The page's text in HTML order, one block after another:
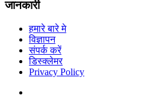
जानकारी
हमारे बारे मे
विज्ञापन
संपर्क करें
डिस्क्लेमर
Privacy Policy